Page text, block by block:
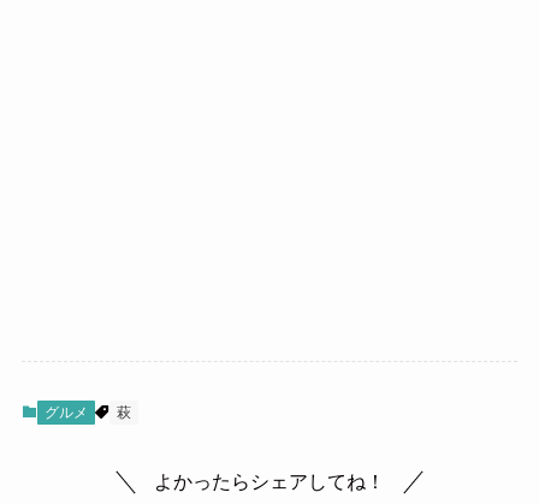
グルメ 萩
よかったらシェアしてね！